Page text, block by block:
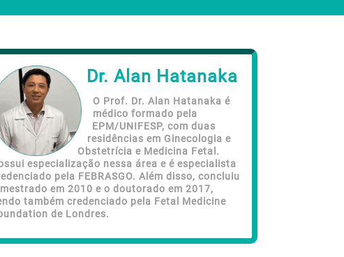
Dr. Alan Hatanaka
O Prof. Dr. Alan Hatanaka é
médico formado pela
EPM/UNIFESP, com duas
residências em Ginecologia e
Obstetrícia e Medicina Fetal.
especialização nessa área e é especialista
pela FEBRASGO. Além disso, concluiu
em 2010 e o doutorado em 2017,
também credenciado pela Fetal Medicine
de Londres.